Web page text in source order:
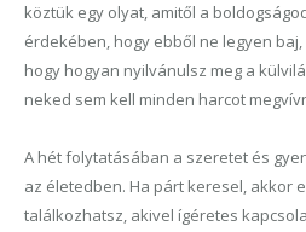
köztük egy olyat, amitől a
érdekében, hogy ebből ne legyen
hogy hogyan nyilvánulsz meg a
neked sem kell minden harcot
A hét folytatásában a szeretet és
az életedben. Ha párt keresel, akkor
találkozhatsz, akivel ígéretes